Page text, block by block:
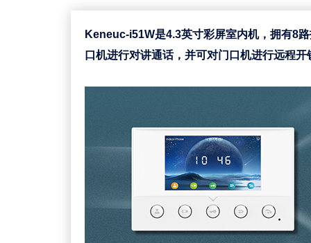
Keneuc-i51W是4.3英寸彩屏室内机，拥有8
口机进行对讲通话，并可对门口机进行远程